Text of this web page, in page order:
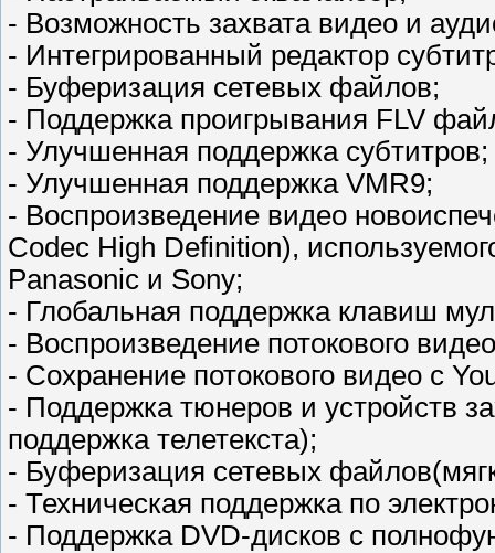
- Возможность захвата видео и
- Интегрированный редактор
- Буферизация сетевых файлов;
- Поддержка проигрывания FLV
- Улучшенная поддержка субтитров;
- Улучшенная поддержка VMR9;
- Воспроизведение видео
Codec High Definition),
Panasonic и Sony;
- Глобальная поддержка клавиш
- Воспроизведение потокового
- Сохранение потокового видео с
- Поддержка тюнеров и устройств
поддержка телетекста);
- Буферизация сетевых
- Техническая поддержка по
- Поддержка DVD-дисков с